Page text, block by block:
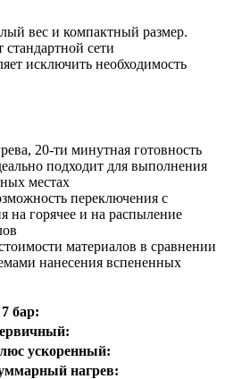
вес и компактный размер.
стандартной сети
исключить необходимость
20-ти минутная готовность
подходит для выполнения
местах
переключения с
на горячее и на распыление
материалов в сравнении
нанесения вспененных
бар:
ускоренный:
нагрев: